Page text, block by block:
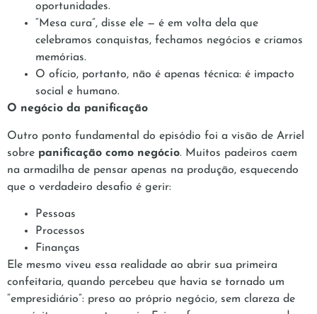
oportunidades.
“Mesa cura”, disse ele — é em volta dela que
celebramos conquistas, fechamos negócios e criamos
memórias.
O ofício, portanto, não é apenas técnica: é impacto
social e humano.
O negócio da panificação
Outro ponto fundamental do episódio foi a visão de Arriel
sobre panificação como negócio. Muitos padeiros caem
na armadilha de pensar apenas na produção, esquecendo
que o verdadeiro desafio é gerir:
Pessoas
Processos
Finanças
Ele mesmo viveu essa realidade ao abrir sua primeira
confeitaria, quando percebeu que havia se tornado um
“empresidiário”: preso ao próprio negócio, sem clareza de